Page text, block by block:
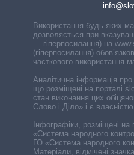
Використання будь-яких
дозволяється при
— гіперпосилання) на
(гіперпосилання)
часткового використання
Аналітична інформація про
що розміщені на порталі
стан виконання цих
Слово і Діло» і є
Інфографіки, розміщені на
«Система народного
ГО «Система народного
Матеріали, відмічені